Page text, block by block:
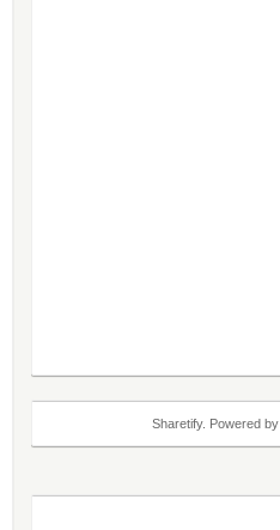
Sharetify. Powered by